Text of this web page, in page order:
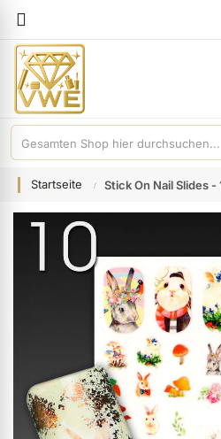
Weihnachtsmarkt anzeigen
Startseite Stick On Nail Slides -
Zum